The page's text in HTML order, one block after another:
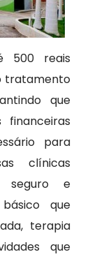
500 reais
tratamento
que
financeiras
para
clínicas
seguro e
que
terapia
que